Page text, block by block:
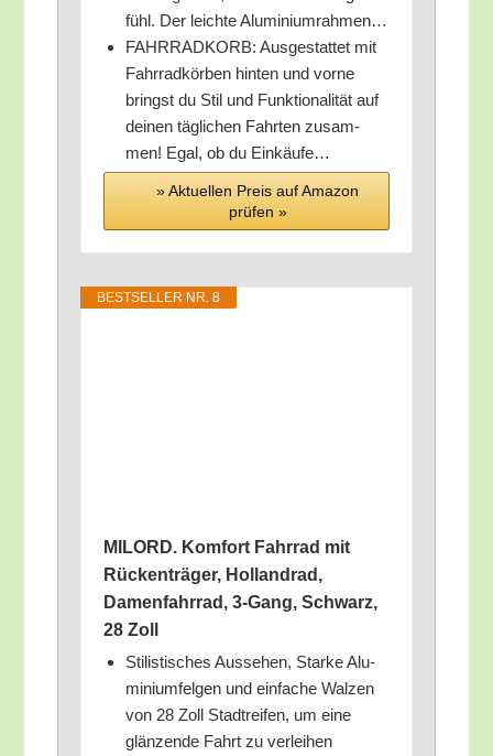
fühl. Der leich­te Aluminiumrahmen…
FAHRRADKORB: Aus­ge­stat­tet mit
Fahr­rad­kör­ben hin­ten und vor­ne
bringst du Stil und Funk­tio­na­li­tät auf
dei­nen täg­li­chen Fahr­ten zusam­
men! Egal, ob du Einkäufe…
» Aktu­el­len Preis auf Ama­zon
prü­fen »
BEST­SEL­LER NR. 8
MILORD. Kom­fort Fahr­rad mit
Rücken­trä­ger, Hol­land­rad,
Damen­fahr­rad, 3‑Gang, Schwarz,
28 Zoll
Sti­lis­ti­sches Aus­se­hen, Star­ke Alu­
mi­ni­um­fel­gen und ein­fa­che Wal­zen
von 28 Zoll Stadt­rei­fen, um eine
glän­zen­de Fahrt zu verleihen